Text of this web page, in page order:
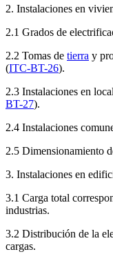
2. Instalaciones en
2.1 Grados de
2.2 Tomas de tierra y
(ITC-BT-26).
2.3 Instalaciones en
BT-27).
2.4 Instalaciones
2.5 Dimensionamiento
3. Instalaciones en
3.1 Carga total
industrias.
3.2 Distribución de la
cargas.